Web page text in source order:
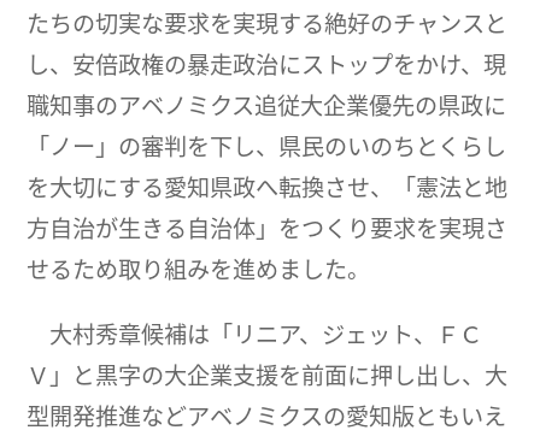
たちの切実な要求を実現する絶好のチャンスと
し、安倍政権の暴走政治にストップをかけ、現
職知事のアベノミクス追従大企業優先の県政に
「ノー」の審判を下し、県民のいのちとくらし
を大切にする愛知県政へ転換させ、「憲法と地
方自治が生きる自治体」をつくり要求を実現さ
せるため取り組みを進めました。
大村秀章候補は「リニア、ジェット、ＦＣ
Ｖ」と黒字の大企業支援を前面に押し出し、大
型開発推進などアベノミクスの愛知版ともいえ